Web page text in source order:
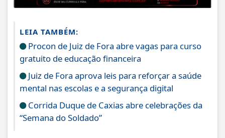
LEIA TAMBÉM:
Procon de Juiz de Fora abre vagas para curso
gratuito de educação financeira
Juiz de Fora aprova leis para reforçar a saúde
mental nas escolas e a segurança digital
Corrida Duque de Caxias abre celebrações da
“Semana do Soldado”